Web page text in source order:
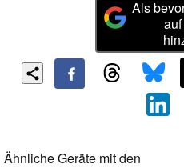
Als
Ähnliche Geräte mit den